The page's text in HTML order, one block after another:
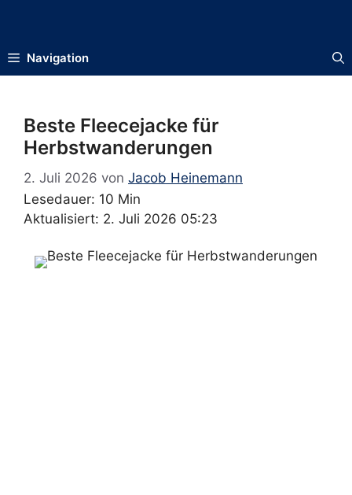
Navigation
Beste Fleecejacke für
Herbstwanderungen
2. Juli 2026 von Jacob Heinemann
Lesedauer: 10 Min
Aktualisiert: 2. Juli 2026 05:23